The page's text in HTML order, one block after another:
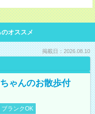
オススメ
掲載日：2026.08.10
ゃんのお散歩付
ブランクOK